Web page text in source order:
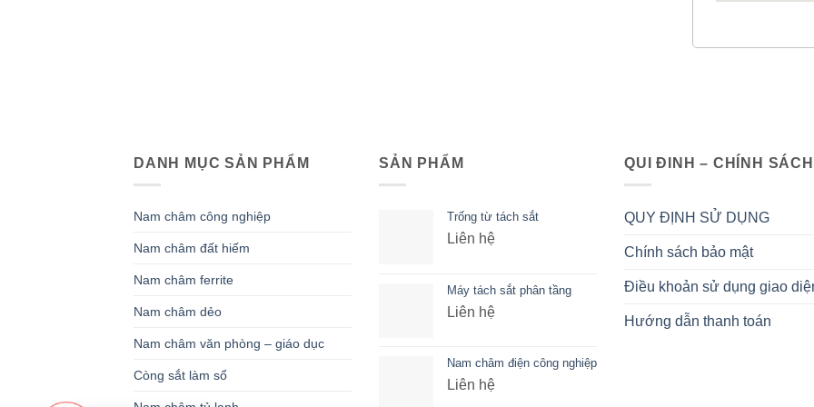
DANH MỤC SẢN PHẨM
Nam châm công nghiệp
Nam châm đất hiếm
Nam châm ferrite
Nam châm dẻo
Nam châm văn phòng – giáo dục
Còng sắt làm sổ
SẢN PHẨM
Trống từ tách sắt
Liên hệ
Máy tách sắt phân tầng
Liên hệ
Nam châm điện công nghiệp
Liên hệ
QUI ĐINH – CHÍNH SÁCH
QUY ĐỊNH SỬ DỤNG
Chính sách bảo mật
Điều khoản sử dụng giao
Hướng dẫn thanh toán